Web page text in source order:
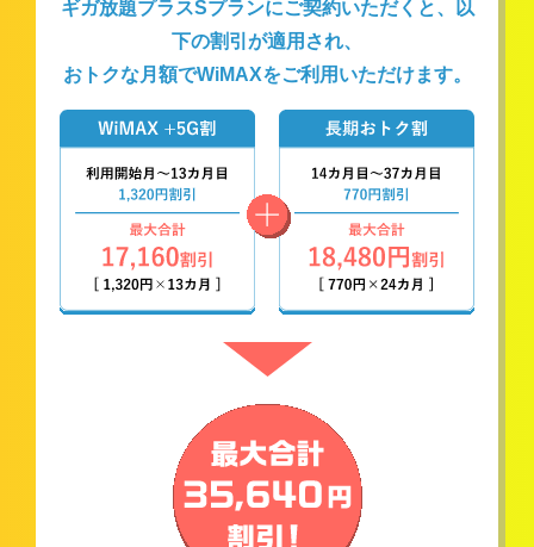
ギガ放題プラスSプランにご契約いただくと、以
下の割引が適用され、
おトクな月額でWiMAXをご利用いただけます。